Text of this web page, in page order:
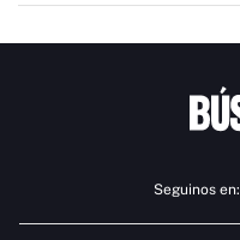
Seguinos en: